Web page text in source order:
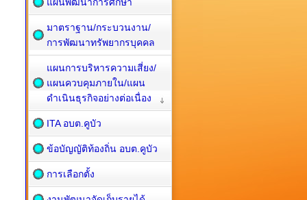
มาตราฐาน/กระบวนงาน/
การพัฒนาทรัพยากรบุคคล
แผนการบริหารความเสี่ยง/
แผนควบคุมภายใน/แผน
ดำเนินธุรกิจอย่างต่อเนื่อง
ITA อบต.คูบัว
ข้อบัญญัติท้องถิ่น อบต.คูบัว
การเลือกตั้ง